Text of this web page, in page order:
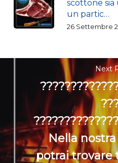
scottone sia
un partic…
26 Settembre
Next
Nella
potrai trovare